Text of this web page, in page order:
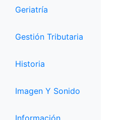
Geriatría
Gestión Tributaria
Historia
Imagen Y Sonido
Información